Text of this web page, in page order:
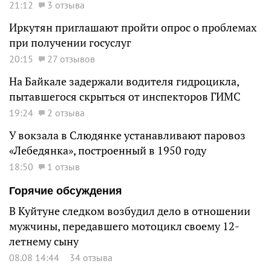
21:12 3 отзыва
Иркутян приглашают пройти опрос о проблемах
при получении госуслуг
20:15 27 отзывов
На Байкале задержали водителя гидроцикла,
пытавшегося скрыться от инспекторов ГИМС
19:24 2 отзыва
У вокзала в Слюдянке устанавливают паровоз
«Лебедянка», построенный в 1950 году
18:50
1 отзыв
Горячие обсуждения
В Куйтуне следком возбудил дело в отношении
мужчины, передавшего мотоцикл своему 12-
летнему сыну
08.08 14:44 34 отзыва